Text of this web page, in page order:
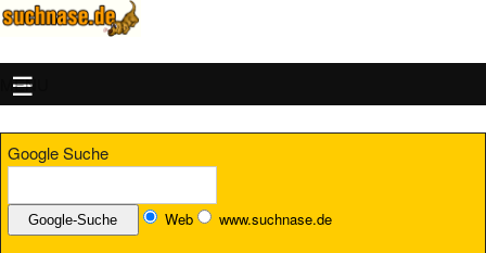
MENU
Google Suche
Web www.suchnase.de